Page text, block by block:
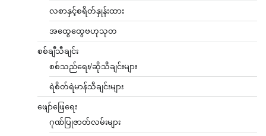
လစာနှင့်စရိတ်နှုန်းထား
အထွေထွေဗဟုသုတ
စစ်ချီသီချင်း
စစ်သည်ရေး/ဆိုသီချင်းများ
ရဲစိတ်ရဲမာန်သီချင်းများ
ဖျော်ဖြေရေး
ဂုဏ်ပြုဇာတ်လမ်းများ